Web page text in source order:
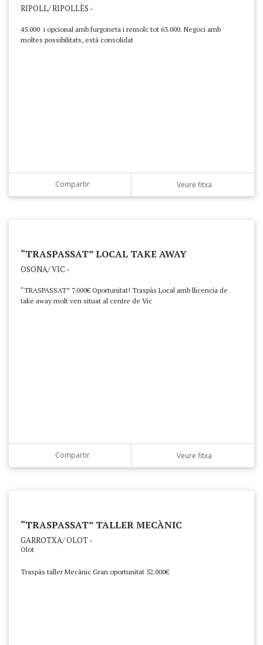
RIPOLL/ RIPOLLÈS -
45.000 i opcional amb furgoneta i remolc tot 63.000. Negoci amb
moltes possibilitats, està consolidat
Compartir Veure fitxa
“TRASPASSAT” LOCAL TAKE AWAY
OSONA/ VIC -
“TRASPASSAT” 7.000€ Oportunitat! Traspàs Local amb llicencia de
take away molt ven situat al centre de Vic
Compartir Veure fitxa
“TRASPASSAT” TALLER MECÀNIC
GARROTXA/ OLOT -
Olot
Traspàs taller Mecànic Gran oportunitat 52.000€